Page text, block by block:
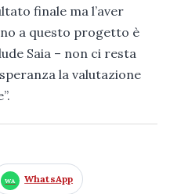
finale ma l’aver
a questo progetto è
Saia – non ci resta
la valutazione
WhatsApp